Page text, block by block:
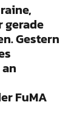
gerade
Gestern
FuMA